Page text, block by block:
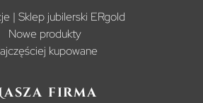
| Sklep jubilerski ERgold
Nowe produkty
kupowane
firma